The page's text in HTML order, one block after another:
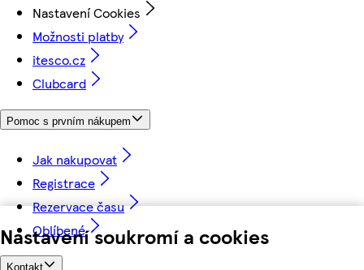
Nastavení soukromí a cookies
Nastavení Cookies
Možnosti platby
itesco.cz
Clubcard
Pomoc s prvním nákupem
Jak nakupovat
Registrace
Rezervace času
Oblíbené
Kontakt